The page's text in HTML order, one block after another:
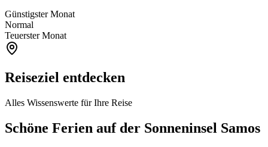
Günstigster Monat
Normal
Teuerster Monat
Reiseziel entdecken
Alles Wissenswerte für Ihre Reise
Schöne Ferien auf der Sonneninsel Samos